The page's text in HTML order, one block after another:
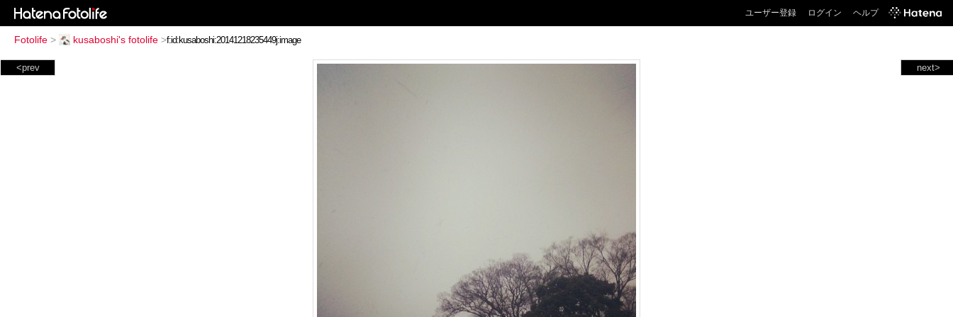
ユーザー登録 ログイン ヘルプ
Fotolife > kusaboshi's fotolife >
next>
<prev